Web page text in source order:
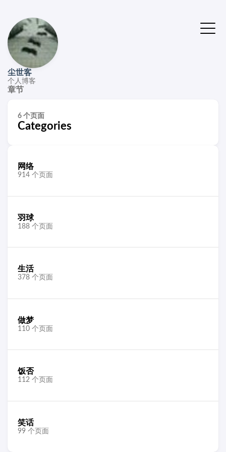
尘世客
个人博客
章节
6 个页面
Categories
网络
914 个页面
羽球
188 个页面
生活
378 个页面
做梦
110 个页面
饭否
112 个页面
笑话
99 个页面